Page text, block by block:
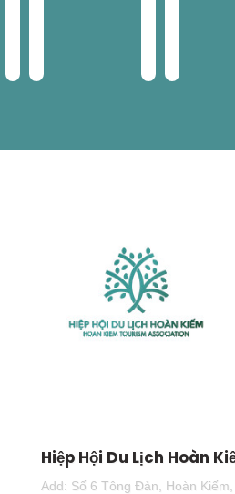
Hiệp Hội Du Lịch Hoàn
Add: Số 6 Tông Đản, Hoàn Kiếm,